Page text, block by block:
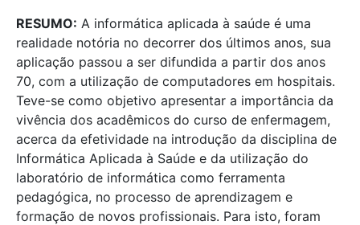
RESUMO: A informática aplicada à saúde é uma
realidade notória no decorrer dos últimos anos, sua
aplicação passou a ser difundida a partir dos anos
70, com a utilização de computadores em hospitais.
Teve-se como objetivo apresentar a importância da
vivência dos acadêmicos do curso de enfermagem,
acerca da efetividade na introdução da disciplina de
Informática Aplicada à Saúde e da utilização do
laboratório de informática como ferramenta
pedagógica, no processo de aprendizagem e
formação de novos profissionais. Para isto, foram